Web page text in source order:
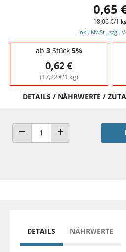
0,65
18,06 €/1
inkl. MwSt., zzgl.
Staffelpreise - Mengenrabatt
ab 3Stück 5%
0,62 €
(17,22 €/1 kg)
DETAILS / NÄHRWERTE /
ANZAHL VERRINGERNANZAHL ERHÖHEN
DETAILS NÄHRWERTE